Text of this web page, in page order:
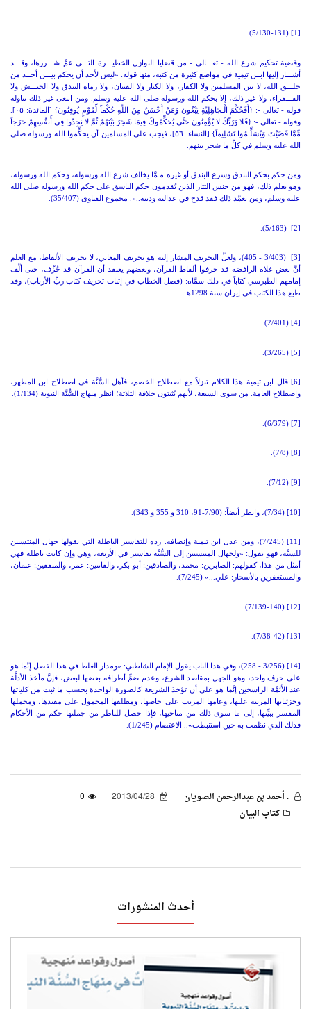
[1]
(5/130-131).
وقضية تحكيم شرع الله - تعـــالى - من قضايا النوازل الخطيـــرة التـــي عمَّ شـــررها، وقـــد
أشـــار إليها ابــن تيمية في مواضع كثيرة من كتبه، منها قوله: «ليس لأحد أن يحكم بيـــن أحــد من
خلـــق الله، لا بين المسلمين ولا الكفار، ولا الكبار ولا الفتيان، ولا رماة البندق ولا الجيـــش ولا
الفـــقراء، ولا غير ذلك، إلا بحكم الله ورسوله صلى الله عليه وسلم. ومن ابتغى غير ذلك تناوله
قوله - تعالى -: {أَفَحُكْمَ الْـجَاهِلِيَّةِ يَبْغُونَ وَمَنْ أَحْسَنُ مِنَ اللَّهِ حُكْماً لِّقَوْمٍ يُوقِنُونَ} [المائدة: ٠٥]
وقوله - تعالى -:{فَلا وَرَبِّكَ لا يُؤْمِنُونَ حَتَّى يُحَكِّمُوكَ فِيمَا شَجَرَ بَيْنَهُمْ ثُمَّ لا يَجِدُوا فِي أَنفُسِهِمْ حَرَجاً
مِّمَّا قَضَيْتَ وَيُسَلِّـمُوا تَسْلِيماً} [النساء: ٥٦]
، فيجب على المسلمين أن يحكِّموا الله ورسوله صلى
الله عليه وسلم في كلِّ ما شجر بينهم.
ومن حكم بحكم البندق وشرع البندق أو غيره مـمَّا يخالف شرع الله ورسوله، وحكم الله ورسوله،
وهو يعلم ذلك، فهو من جنس التتار الذين يُقدمون حكم الياسق على حكم الله ورسوله صلى الله
عليه وسلم، ومن تعمَّد ذلك فقد قدح في عدالته ودينه..». مجموع الفتاوى (35/407).
[2]
(5/163).
(3/403 - 405)، ولعلَّ التحريف المشار إليه هو تحريف المعاني، لا تحريف الألفاظ، مع العلم
أنَّ بعض غلاة الرافضة قد حرفوا ألفاظ القرآن، وبعضهم يعتقد أن القرآن قد حُرِّف، حتى ألَّف
إمامهم الطبرسي كتاباً في ذلك سمَّاه: (فصل الخطاب في إثبات تحريف كتاب ربِّ الأرباب)، وقد
طبع هذا الكتاب في إيران سنة 1298هـ.
[4]
(2/401).
[5]
(3/265).
[6]
قال ابن تيمية هذا الكلام تنزلاً مع اصطلاح الخصم، فأهل السُّنَّة في اصطلاح ابن المطهر،
واصطلاح العامة: من سوى الشيعة، لأنهم يُثبتون خلافة الثلاثة؛ انظر منهاج السُّنَّة النبوية (1/134).
[7]
(6/379).
(7/8).
[9]
(7/12).
[10] (7/34)، وانظر أيضاً: (7/90-91، 310 و 355 و 343).
[11]
(7/245)، ومن عدل ابن تيمية وإنصافه: رده للتفاسير الباطلة التي يقولها جهال المنتسبين
للسنَّة، فهو يقول: «ولجهال المنتسبين إلى السُّنَّة تفاسير في الأربعة، وهي وإن كانت باطلة فهي
أمثل من هذا، كقولهم: الصابرين: محمد، والصادقين: أبو بكر، والقانتين: عمر، والمنفقين: عثمان،
والمستغفرين بالأسحار: علي...» (7/245).
[12]
(7/139-140).
(7/38-42).
[14]
(3/256 - 258)، وفي هذا الباب يقول الإمام الشاطبي: «ومدار الغلط في هذا الفصل إنَّما هو
على حرف واحد، وهو الجهل بمقاصد الشرع، وعدم ضمِّ أطرافه بعضها لبعض، فإنَّ مأخذ الأدلَّة
عند الأئمَّة الراسخين إنَّما هو على أن تؤخذ الشريعة كالصورة الواحدة بحسب ما ثبت من كلياتها
وجزئياتها المرتبة عليها، وعامها المرتب على خاصها، ومطلقها المحمول على مقيدها، ومجملها
المفسر ببيِّنها، إلى ما سوى ذلك من مناحيها، فإذا حصل للناظر من جملتها حكم من الأحكام
فذلك الذي نظمت به حين استنبطت».. الاعتصام (1/245).
. أحمد بن عبدالرحمن الصويان
0
كتاب البيان
أحدث المنشورات